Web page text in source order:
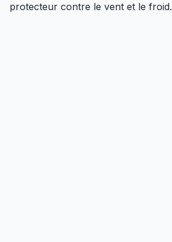
protecteur contre le vent et le froid.